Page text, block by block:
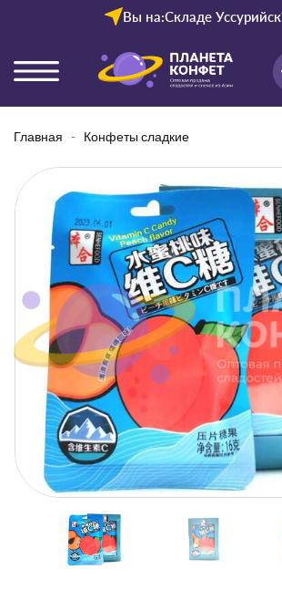
Вы на:Складе Уссурийск
Главная Конфеты сладкие